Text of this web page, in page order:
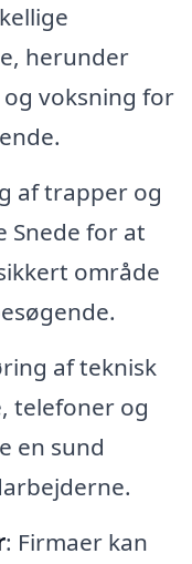
herunder
voksning for
af trapper og
Snede for at
område
af teknisk
telefoner og
en sund
: Firmaer kan